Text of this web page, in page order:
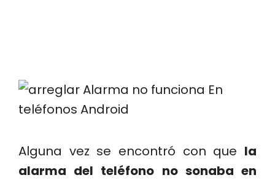
Alguna vez se encontró con que la
alarma del teléfono no sonaba en